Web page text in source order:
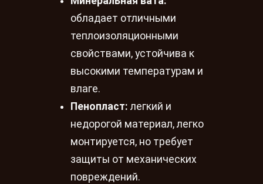
обладает отличными
теплоизоляционными
свойствами, устойчива к
высокими температурам и
влаге.
Пенопласт: легкий и
недорогой материал, легко
монтируется, но требует
защиты от механических
повреждений.